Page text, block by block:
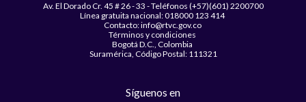
Av. El Dorado Cr. 45 # 26 - 33 - Teléfonos (+57)(601) 2200700
Línea gratuita nacional: 018000 123 414
Contacto: info@rtvc.gov.co
Términos y condiciones
Bogotá D.C., Colombia
Suramérica, Código Postal: 111321
Síguenos en